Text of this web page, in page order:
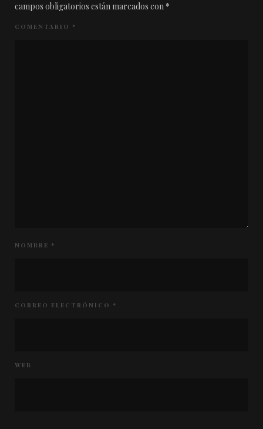
campos obligatorios están marcados con *
COMENTARIO *
NOMBRE *
CORREO ELECTRÓNICO *
WEB